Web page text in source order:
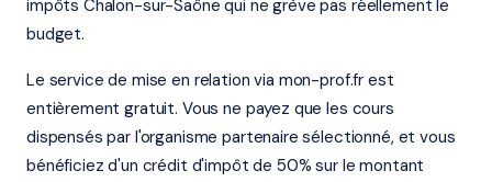
impôts Chalon-sur-Saône qui ne grève pas réellement le
budget.
Le service de mise en relation via mon-prof.fr est
entièrement gratuit. Vous ne payez que les cours
dispensés par l'organisme partenaire sélectionné, et vous
bénéficiez d'un crédit d'impôt de 50% sur le montant